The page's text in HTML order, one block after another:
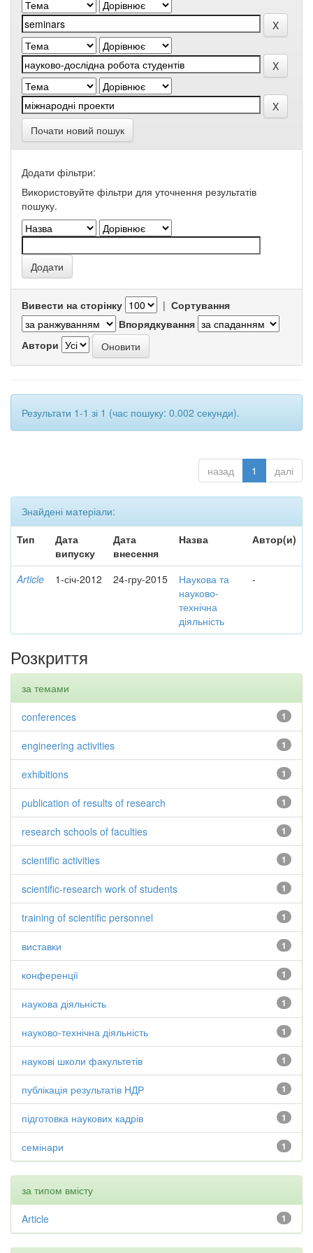
Почати новий пошук
Додати фільтри:
Використовуйте фільтри для уточнення результатів
пошуку.
Вивести на сторінку | Сортування
Впорядкування
Автори
Результати 1-1 зі 1 (час пошуку: 0.002 секунди).
назад 1 далі
Знайдені матеріали:
Тип
Дата
випуску
Дата
внесення
Назва Автор(и)
Article 1-січ-2012 24-гру-2015
Наукова та
науково-
технічна
діяльність
-
Розкриття
за темами
1
conferences
1
engineering activities
1
exhibitions
1
publication of results of research
1
research schools of faculties
1
scientific activities
1
scientific-research work of students
1
training of scientific personnel
1
виставки
1
конференції
1
наукова діяльність
1
науково-технічна діяльність
1
наукові школи факультетів
1
публікація результатів НДР
1
підготовка наукових кадрів
1
семінари
за типом вмісту
1
Article